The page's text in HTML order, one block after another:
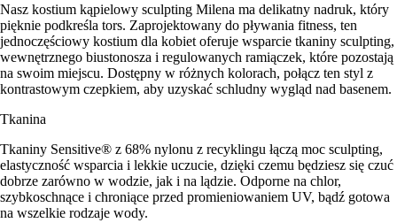
Nasz kostium kąpielowy sculpting Milena ma delikatny nadruk, który
pięknie podkreśla tors. Zaprojektowany do pływania fitness, ten
jednoczęściowy kostium dla kobiet oferuje wsparcie tkaniny sculpting,
wewnętrznego biustonosza i regulowanych ramiączek, które pozostają
na swoim miejscu. Dostępny w różnych kolorach, połącz ten styl z
kontrastowym czepkiem, aby uzyskać schludny wygląd nad basenem.
Tkanina
Tkaniny Sensitive® z 68% nylonu z recyklingu łączą moc sculpting,
elastyczność wsparcia i lekkie uczucie, dzięki czemu będziesz się czuć
dobrze zarówno w wodzie, jak i na lądzie. Odporne na chlor,
szybkoschnące i chroniące przed promieniowaniem UV, bądź gotowa
na wszelkie rodzaje wody.